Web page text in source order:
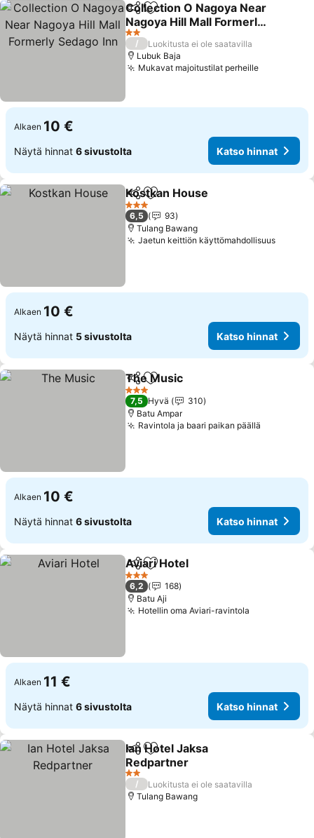
Jaa Lisää suosikkeihin
Collection O Nagoya Near
Nagoya Hill Mall Formerly
Sedago Inn
2 Tähtiluokitus
/
Luokitusta ei ole saatavilla
Lubuk Baja
Mukavat majoitustilat perheille
Alkaen 10 €
Näytä hinnat 6 sivustolta Katso hinnat
Jaa Lisää suosikkeihin
Kostkan House
3 Tähtiluokitus
6,5
93
Tulang Bawang
Jaetun keittiön käyttömahdollisuus
Alkaen 10 €
Näytä hinnat 5 sivustolta Katso hinnat
Jaa Lisää suosikkeihin
The Music
3 Tähtiluokitus
7,5 Hyvä
310
Batu Ampar
Ravintola ja baari paikan päällä
Alkaen 10 €
Näytä hinnat 6 sivustolta Katso hinnat
Jaa Lisää suosikkeihin
Aviari Hotel
3 Tähtiluokitus
6,2
168
Batu Aji
Hotellin oma Aviari-ravintola
Alkaen 11 €
Näytä hinnat 6 sivustolta Katso hinnat
Jaa Lisää suosikkeihin
Ian Hotel Jaksa
Redpartner
2 Tähtiluokitus
/
Luokitusta ei ole saatavilla
Tulang Bawang